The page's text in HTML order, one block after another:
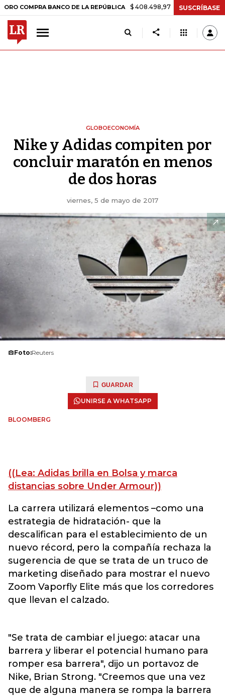
BANCO DE LA REPÚBLICA $ 408.498,97 +$ 8.753,81 +2,19%
SUSCRÍBASE
GLOBOECONOMÍA
Nike y Adidas compiten por
concluir maratón en menos
de dos horas
viernes, 5 de mayo de 2017
Foto:Reuters
GUARDAR
UNIRSE A WHATSAPP
BLOOMBERG
((Lea: Adidas brilla en Bolsa y marca
distancias sobre Under Armour))
La carrera utilizará elementos –como una
estrategia de hidratación- que la
descalifican para el establecimiento de un
nuevo récord, pero la compañía rechaza la
sugerencia de que se trata de un truco de
marketing diseñado para mostrar el nuevo
Zoom Vaporfly Elite más que los corredores
que llevan el calzado.
"Se trata de cambiar el juego: atacar una
barrera y liberar el potencial humano para
romper esa barrera", dijo un portavoz de
Nike, Brian Strong. "Creemos que una vez
que de alguna manera se rompa la barrera